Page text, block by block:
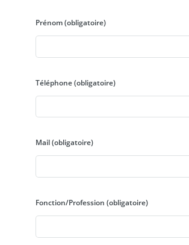
Prénom(obligatoire)
Téléphone(obligatoire)
Mail(obligatoire)
Fonction/Profession (obligatoire)